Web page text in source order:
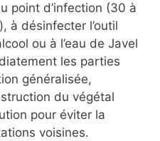
point d’infection (30 à
à désinfecter l’outil
ou à l’eau de Javel
les parties
généralisée,
du végétal
pour éviter la
voisines.